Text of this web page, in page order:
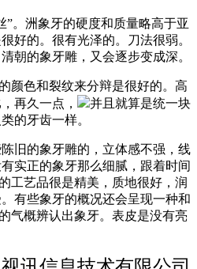
洲象牙的硬度和质量略高于亚
好的。很有光泽的。刀法很弱。
朝的象牙雕，又会逐步变成深。
色和裂纹来分辩是很好的。高
再久一点，
并且就算是统一块
的牙齿一样。
的象牙雕的，立体感不强，线
实正的象牙那么细腻，跟着时间
工艺品很是精美，质地很好，润
有些象牙的概况还会呈现一种和
气概辨认出象牙。表皮是没有亮